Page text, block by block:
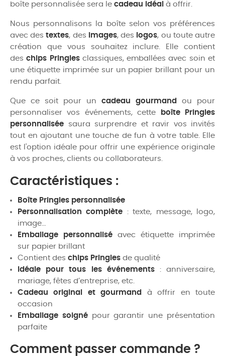
boîte personnalisée sera le cadeau idéal à offrir.
Nous personnalisons la boîte selon vos préférences
avec destextes, des images, des logos, ou toute autre
création que vous souhaitez inclure. Elle contient
deschips Pringlesclassiques, emballées avec soin et
une étiquette imprimée sur un papier brillant pour un
rendu parfait.
Que ce soit pour un cadeau gourmand
ou pour
personnaliser vos événements, cette
boîte Pringles
personnalisée saura surprendre et ravir vos invités
tout en ajoutant une touche de fun à votre table. Elle
est l'option idéale pour offrir une expérience originale
à vos proches, clients ou collaborateurs.
Caractéristiques :
Boîte Pringles personnalisée
Personnalisation complète : texte, message, logo,
image…
Emballage personnalisé avec étiquette imprimée
sur papier brillant
Contient des chips Pringles de qualité
Idéale pour tous les événements: anniversaire,
mariage, fêtes d’entreprise, etc.
Cadeau original et gourmand
à offrir en toute
occasion
Emballage soignépour garantir une présentation
parfaite
Comment passer commande ?